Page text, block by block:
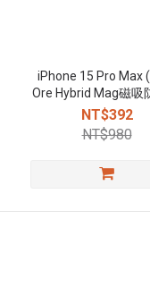
iPhone 15 Pro Max
Ore Hybrid Mag磁吸
機殼-透黑
NT$392
NT$980